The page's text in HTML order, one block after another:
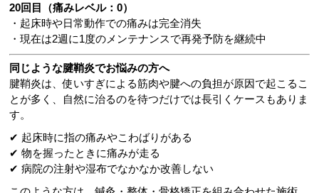
20回目（痛みレベル：0）
・起床時や日常動作での痛みは完全消失
・現在は2週に1度のメンテナンスで再発予防を継続中
同じような腱鞘炎でお悩みの方へ
腱鞘炎は、使いすぎによる筋肉や腱への負担が原因で起こるこ
とが多く、自然に治るのを待つだけでは長引くケースもありま
す。
✔ 起床時に指の痛みやこわばりがある
✔ 物を握ったときに痛みが走る
✔ 病院の注射や湿布でなかなか改善しない